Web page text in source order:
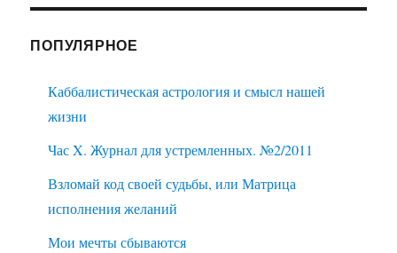
ПОПУЛЯРНОЕ
Каббалистическая астрология и смысл нашей
жизни
Час X. Журнал для устремленных. №2/2011
Взломай код своей судьбы, или Матрица
исполнения желаний
Мои мечты сбываются